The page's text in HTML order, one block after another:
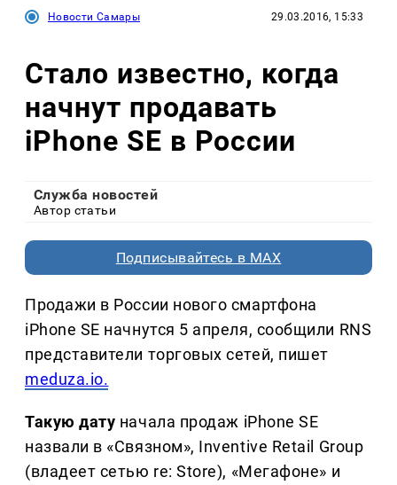
Новости Самары 29.03.2016, 15:33
Стало известно, когда
начнут продавать
iPhone SE в России
Служба новостей
Автор статьи
Подписывайтесь в MAX
Продажи в России нового смартфона
iPhone SE начнутся 5 апреля, сообщили RNS
представители торговых сетей, пишет
meduza.io.
Такую дату начала продаж iPhone SE
назвали в «Связном», Inventive Retail Group
(владеет сетью re: Store), «Мегафоне» и